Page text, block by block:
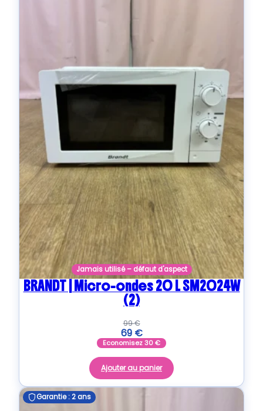
Jamais utilisé – défaut d'aspect
BRANDT | Micro-ondes 20 L SM2024W
(2)
99€
69 €
Economisez30€
Ajouter au panier
Garantie : 2 ans